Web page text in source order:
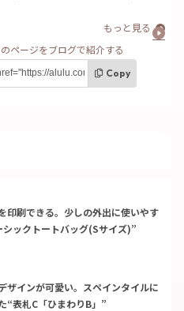
もっと見る
Copy
印刷できる。少しの外出に使いやす
シックトートバッグ(Sサイズ)”
ザインが可愛い。スペインタイルに
“表札C「ひまわりB」”